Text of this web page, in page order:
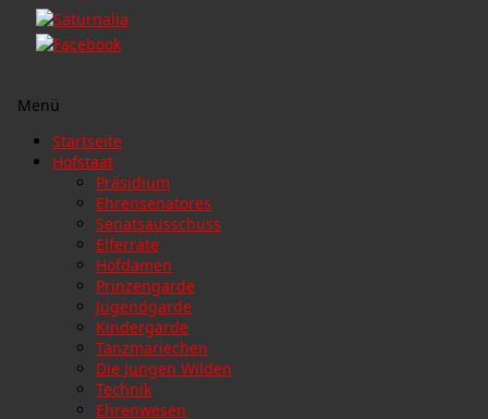
Menü
Zum
Inhalt
Startseite
Hofstaat
Präsidium
Ehrensenatores
Senatsausschuss
Elferräte
Hofdamen
Prinzengarde
Jugendgarde
Kindergarde
Tanzmariechen
Die Jungen Wilden
Technik
Ehrenwesen